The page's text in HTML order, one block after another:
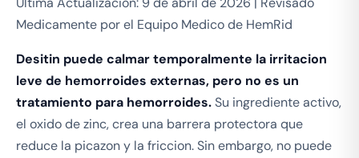
Medicamente por el Equipo Medico de HemRid
Desitin puede calmar temporalmente la irritacion
leve de hemorroides externas, pero no es un
tratamiento para hemorroides.Su ingrediente activo,
el oxido de zinc, crea una barrera protectora que
reduce la picazon y la friccion. Sin embargo, no puede